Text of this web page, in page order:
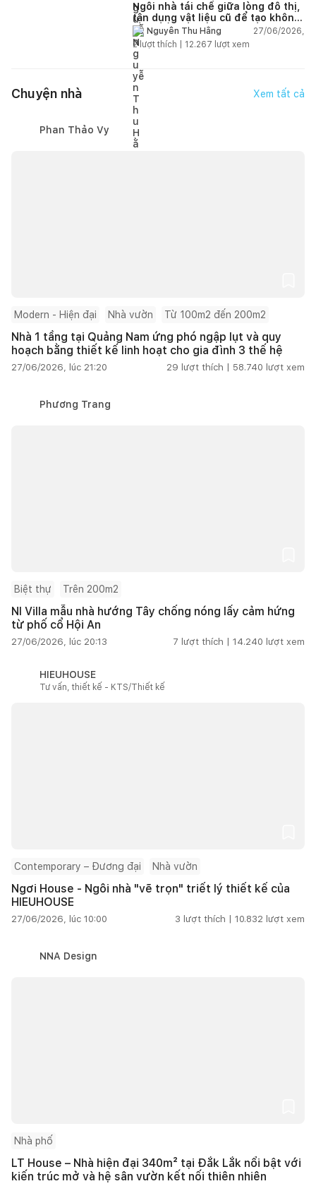
Ngôi nhà tái chế giữa lòng đô thị,
tận dụng vật liệu cũ để tạo không
gian sống linh hoạt
Nguyễn Thu Hằng
27/06/2026,
2lượt thích | 12.267 lượt xem
Chuyện nhà Xem tất cả
Phan Thảo Vy
Modern - Hiện đại Nhà vườn Từ 100m2 đến 200m2
Nhà 1 tầng tại Quảng Nam ứng phó ngập lụt và quy
hoạch bằng thiết kế linh hoạt cho gia đình 3 thế hệ
27/06/2026, lúc 21:20 29 lượt thích | 58.740 lượt xem
Phương Trang
Biệt thự Trên 200m2
NI Villa mẫu nhà hướng Tây chống nóng lấy cảm hứng
từ phố cổ Hội An
27/06/2026, lúc 20:13 7 lượt thích | 14.240 lượt xem
HIEUHOUSE
Tư vấn, thiết kế - KTS/Thiết kế
Contemporary – Đương đại Nhà vườn
Ngơi House - Ngôi nhà "vẽ trọn" triết lý thiết kế của
HIEUHOUSE
27/06/2026, lúc 10:00 3 lượt thích | 10.832 lượt xem
NNA Design
Nhà phố
LT House – Nhà hiện đại 340m² tại Đắk Lắk nổi bật với
kiến trúc mở và hệ sân vườn kết nối thiên nhiên